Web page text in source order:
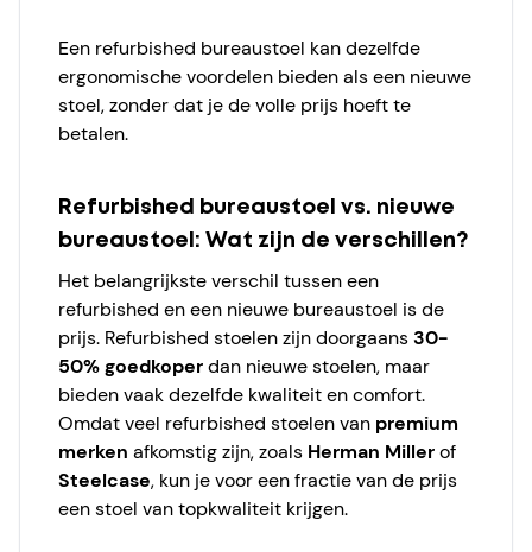
Een refurbished bureaustoel kan dezelfde
ergonomische voordelen bieden als een nieuwe
stoel, zonder dat je de volle prijs hoeft te
betalen.
Refurbished bureaustoel vs. nieuwe
bureaustoel: Wat zijn de verschillen?
Het belangrijkste verschil tussen een
refurbished en een nieuwe bureaustoel is de
prijs. Refurbished stoelen zijn doorgaans30-
50% goedkoperdan nieuwe stoelen, maar
bieden vaak dezelfde kwaliteit en comfort.
Omdat veel refurbished stoelen van premium
merken afkomstig zijn, zoals Herman Millerof
Steelcase, kun je voor een fractie van de prijs
een stoel van topkwaliteit krijgen.